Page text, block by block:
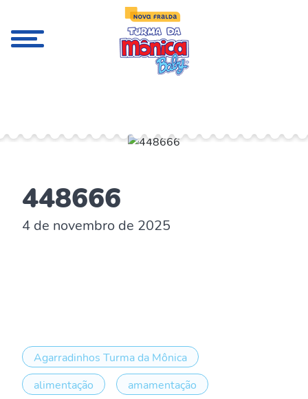
448666
4 de novembro de 2025
Agarradinhos Turma da Mônica
alimentação
amamentação